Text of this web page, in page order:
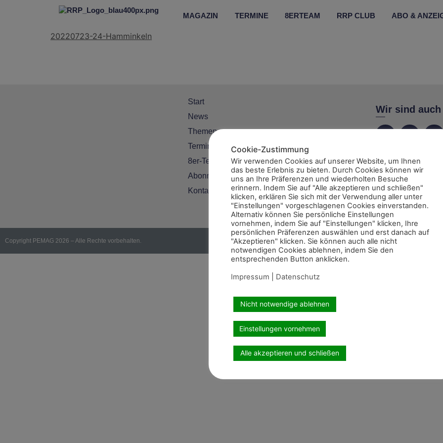
MAGAZIN TERMINE 8ERTEAM RRP CLUB ABO &
20220723-24-Hamminkeln
Start
News
Themen
Termine
8er-Team
Abonnement
Kontakt
Wir sind
Copyright PEMAG 2026 – Alle Rechte vorbehalten.
Cookie-Zustimmung
Wir verwenden Cookies auf unserer Website, um Ihnen
das beste Erlebnis zu bieten. Durch Cookies können wir
uns an Ihre Präferenzen und wiederholten Besuche
erinnern. Indem Sie auf "Alle akzeptieren und schließen"
klicken, erklären Sie sich mit der Verwendung aller unter
"Einstellungen" vorgeschlagenen Cookies einverstanden.
Alternativ können Sie persönliche Einstellungen
vornehmen, indem Sie auf "Einstellungen" klicken, Ihre
persönlichen Präferenzen auswählen und erst danach auf
"Akzeptieren" klicken. Sie können auch alle nicht
notwendigen Cookies ablehnen, indem Sie den
entsprechenden Button anklicken.
Impressum
Datenschutz
Nicht notwendige ablehnen
Einstellungen vornehmen
Alle akzeptieren und schließen